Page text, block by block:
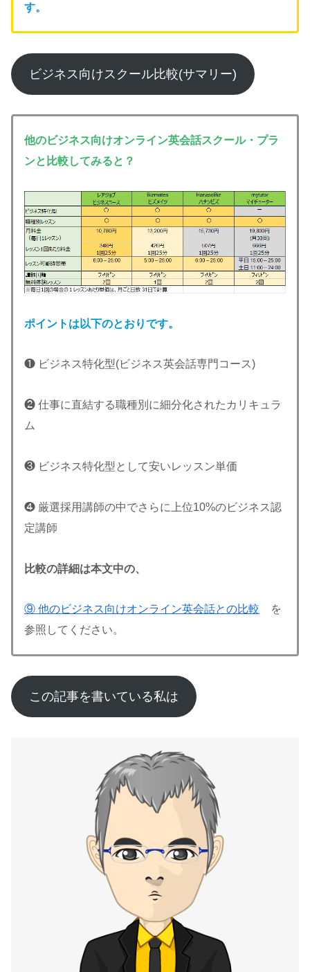
す。
ビジネス向けスクール比較(サマリー)
他のビジネス向けオンライン英会話スクール・プラ
ンと比較してみると？
ポイントは以下のとおりです。
❶ ビジネス特化型(ビジネス英会話専門コース)
❷ 仕事に直結する職種別に細分化されたカリキュラ
ム
❸ ビジネス特化型として安いレッスン単価
❹ 厳選採用講師の中でさらに上位10%のビジネス認
定講師
比較の詳細は本文中の、
⑨ 他のビジネス向けオンライン英会話との比較 を
参照してください。
この記事を書いている私は